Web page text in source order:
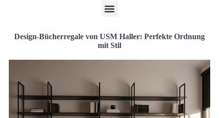
Design-Bücherregale von USM Haller: Perfekte Ordnung
mit Stil